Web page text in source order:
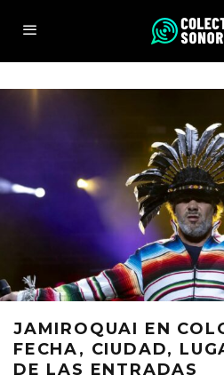
JAMIROQUAI EN
FECHA, CIUDAD,
DE LAS ENTRADAS